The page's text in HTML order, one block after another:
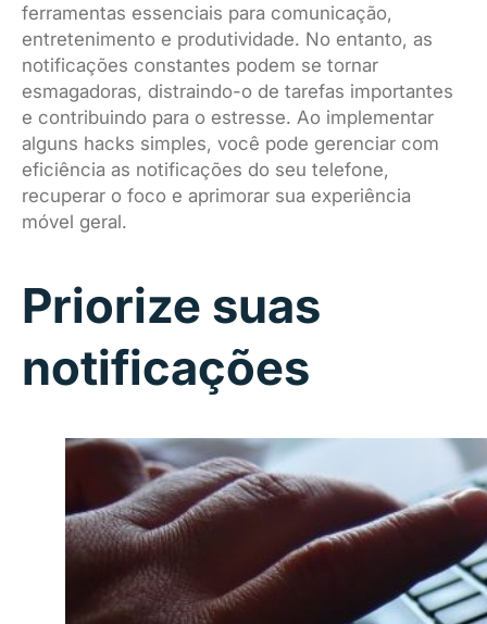
ferramentas essenciais para comunicação,
entretenimento e produtividade. No entanto, as
notificações constantes podem se tornar
esmagadoras, distraindo-o de tarefas importantes
e contribuindo para o estresse. Ao implementar
alguns hacks simples, você pode gerenciar com
eficiência as notificações do seu telefone,
recuperar o foco e aprimorar sua experiência
móvel geral.
Priorize suas
notificações